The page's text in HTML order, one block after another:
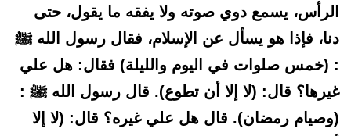
الرأس، يسمع دوي صوته ولا يفقه ما يقول، حتى
دنا، فإذا هو يسأل عن الإسلام، فقال رسول الله ﷺ
: (خمس صلوات في اليوم والليلة) فقال: هل علي
غيرها؟ قال: (لا إلا أن تطوع). قال رسول الله ﷺ :
(وصيام رمضان). قال هل علي غيره؟ قال: (لا إلا